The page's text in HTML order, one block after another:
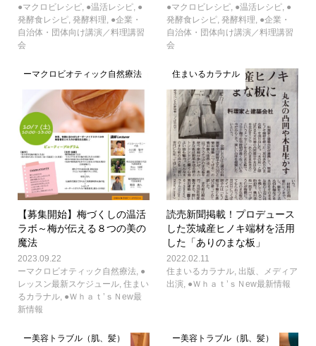
●マクロビレシピ, ●温活レシピ, ●
発酵食レシピ, 発酵料理, ●企業・
自治体・団体向け講演／料理講習
会
●マクロビレシピ, ●温活レシピ, ●
発酵食レシピ,発酵料理, ●企業・
自治体・団体向け講演／料理講習
会
ーマクロビオティック自然療法
【募集開始】梅づくしの温活
ラボ～梅が伝える８つの美の
魔法
2023.09.22
ーマクロビオティック自然療法 ●
レッスン最新スケジュール, 住まい
るカラナル, ●Ｗｈａｔ’ｓＮew最
新情報
住まいるカラナル
読売新聞掲載！プロデュース
した茨城産ヒノキ端材を活用
した「ありのまな板」
2022.02.11
住まいるカラナル 出版、メディア
出演 ●Ｗｈａｔ’ｓＮew最新情報
ー美容トラブル（肌、髪） ー美容トラブル（肌、髪）